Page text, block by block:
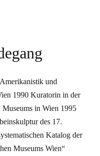
und
1990 Kuratorin in der
in Wien 1995
des 17.
Katalog der
Museums Wien“